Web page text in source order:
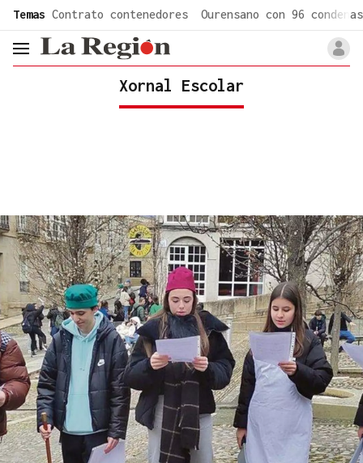
Temas Contrato contenedores Ourensano con 96 condenas
header.menu.open
Xornal Escolar